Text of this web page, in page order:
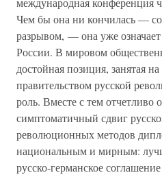
Чем бы она ни кончилась —
разрывом, — она уже
России. В мировом
достойная позиция, занятая на
правительством русской
роль. Вместе с тем отчетливо
симптоматичный сдвиг
революционных методов
национальным и мирным:
русско-германское